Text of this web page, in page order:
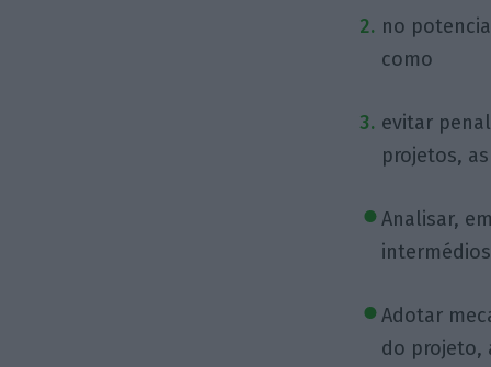
no
como
evitar
projetos,
Analisar,
Adotar
do projeto,